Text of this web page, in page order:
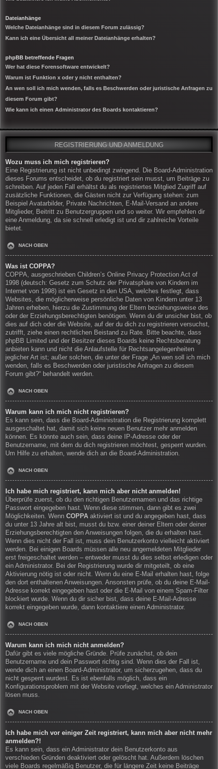
Dateianhänge
Welche Dateianhänge sind in diesem Forum zulässig?
Kann ich eine Übersicht all meiner Dateianhänge erhalten?
phpBB betreffende Fragen
Wer hat diese Forensoftware entwickelt?
Warum ist Funktion x oder y nicht enthalten?
An wen soll ich mich wenden, falls es Beschwerden oder juristische Anfragen zu
diesem Forum gibt?
Wie kann ich einen Administrator des Boards kontaktieren?
REGISTRIERUNG UND ANMELDUNG
Wozu muss ich mich registrieren?
Eine Registrierung ist nicht unbedingt zwingend. Die Board-Administration
dieses Forums entscheidet, ob du registriert sein musst, um Beiträge zu
schreiben. Auf jeden Fall erhältst du als registriertes Mitglied Zugriff auf
zusätzliche Funktionen, die Gästen nicht zur Verfügung stehen: zum
Beispiel Avatarbilder, Private Nachrichten, E-Mail-Versand an andere
Mitglieder, Beitritt zu Benutzergruppen und so weiter. Wir empfehlen dir
eine Anmeldung, da sie schnell erledigt ist und dir zahlreiche Vorteile
bietet.
NACH OBEN
Was ist COPPA?
COPPA, ausgeschrieben Children’s Online Privacy Protection Act of
1998 (deutsch: Gesetz zum Schutz der Privatsphäre von Kindern im
Internet von 1998) ist ein Gesetz in den USA, welches festlegt, dass
Websites, die möglicherweise persönliche Daten von Kindern unter 13
Jahren erheben, hierzu die Zustimmung der Eltern beziehungsweise des
oder der Erziehungsberechtigten benötigen. Wenn du dir unsicher bist, ob
dies auf dich oder die Website, auf der du dich zu registrieren versuchst,
zutrifft, ziehe einen rechtlichen Beistand zu Rate. Bitte beachte, dass
phpBB Limited und der Besitzer dieses Boards keine Rechtsberatung
anbieten kann und nicht die Anlaufstelle für Rechtsangelegenheiten
jeglicher Art ist; außer solchen, die unter der Frage „An wen soll ich mich
wenden, falls es Beschwerden oder juristische Anfragen zu diesem
Forum gibt?“ behandelt werden.
NACH OBEN
Warum kann ich mich nicht registrieren?
Es kann sein, dass die Board-Administration die Registrierung komplett
ausgeschaltet hat, damit sich keine neuen Benutzer mehr anmelden
können. Es könnte auch sein, dass deine IP-Adresse oder der
Benutzername, mit dem du dich registrieren möchtest, gesperrt wurden.
Um Hilfe zu erhalten, wende dich an die Board-Administration.
NACH OBEN
Ich habe mich registriert, kann mich aber nicht anmelden!
Überprüfe zuerst, ob du den richtigen Benutzernamen und das richtige
Passwort eingegeben hast. Wenn diese stimmen, dann gibt es zwei
Möglichkeiten. Wenn COPPA aktiviert ist und du angegeben hast, dass
du unter 13 Jahre alt bist, musst du bzw. einer deiner Eltern oder deiner
Erziehungsberechtigten den Anweisungen folgen, die du erhalten hast.
Wenn dies nicht der Fall ist, muss dein Benutzerkonto vielleicht aktiviert
werden. Bei einigen Boards müssen alle neu angemeldeten Mitglieder
erst freigeschaltet werden – entweder musst du dies selbst erledigen oder
ein Administrator. Bei der Registrierung wurde dir mitgeteilt, ob eine
Aktivierung nötig ist oder nicht. Wenn du eine E-Mail erhalten hast, folge
den dort enthaltenen Anweisungen. Ansonsten prüfe, ob du deine E-Mail-
Adresse korrekt eingegeben hast oder die E-Mail von einem Spam-Filter
blockiert wurde. Wenn du dir sicher bist, dass deine E-Mail-Adresse
korrekt eingegeben wurde, dann kontaktiere einen Administrator.
NACH OBEN
Warum kann ich mich nicht anmelden?
Dafür gibt es viele mögliche Gründe. Prüfe zunächst, ob dein
Benutzername und dein Passwort richtig sind. Wenn dies der Fall ist,
wende dich an einen Board-Administrator, um sicherzugehen, dass du
nicht gesperrt wurdest. Es ist ebenfalls möglich, dass ein
Konfigurationsproblem mit der Website vorliegt, welches ein Administrator
lösen muss.
NACH OBEN
Ich habe mich vor einiger Zeit registriert, kann mich aber nicht mehr
anmelden?!
Es kann sein, dass ein Administrator dein Benutzerkonto aus
verschieden Gründen deaktiviert oder gelöscht hat. Außerdem löschen
viele Boards regelmäßig Benutzer, die für längere Zeit keine Beiträge